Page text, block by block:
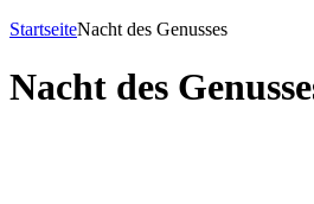
StartseiteNacht des Genusses
Nacht des